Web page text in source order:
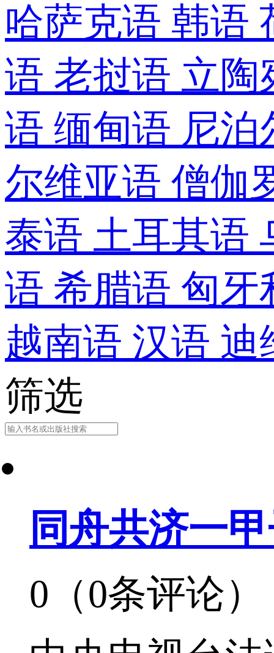
哈萨克语 韩语
语 老挝语 立
语 缅甸语 尼
尔维亚语 僧伽
泰语 土耳其语
语 希腊语 匈
越南语 汉语 迪
筛选
同舟共济一
0（0条评论）